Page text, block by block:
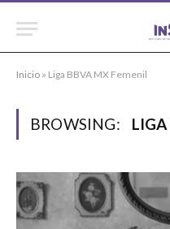
Inicio » Liga BBVA MX Femenil
BROWSING: